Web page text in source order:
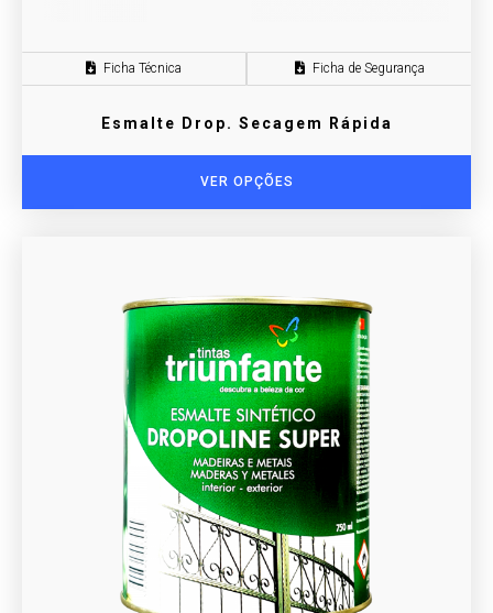
Ficha Técnica Ficha de Segurança
Esmalte Drop. Secagem Rápida
VER OPÇÕES